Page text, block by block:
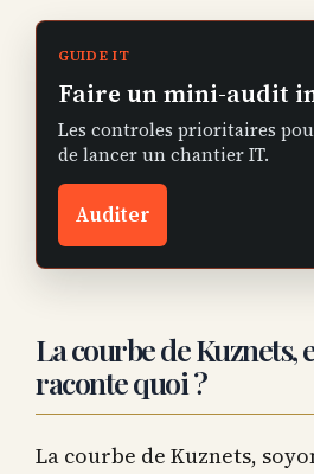
GUIDE IT
Faire un mini-audit
Les controles prioritaires
de lancer un chantier IT.
Auditer
La courbe de Kuznets,
raconte quoi ?
La courbe de Kuznets,